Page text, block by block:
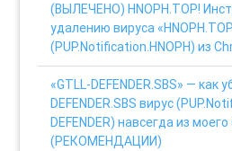
(ВЫЛЕЧЕНО) HNOPH.TOP!
удалению вируса
(PUP.Notification.HNOPH) из
«GTLL-DEFENDER.SBS» — как
DEFENDER.SBS вирус
DEFENDER) навсегда из
(РЕКОМЕНДАЦИИ)